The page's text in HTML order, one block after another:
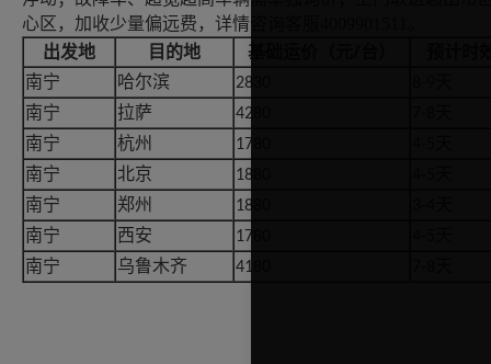
心区，加收少量偏远费，详情咨询客服
出发地
目的地 基础运价（元
南宁
哈尔滨 2830
南宁
拉萨 4280
南宁
杭州 1780
南宁
北京 1880
南宁
郑州 1880
南宁
西安 1780
南宁
乌鲁木齐 4180